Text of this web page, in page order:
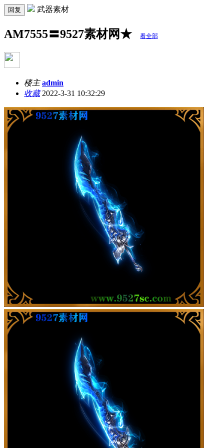
回复 武器素材
AM7555〓9527素材网★ 看全部
楼主 admin
收藏2022-3-31 10:32:29